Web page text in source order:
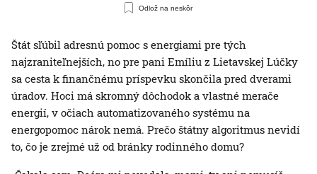
Odlož na neskôr
Štát sľúbil adresnú pomoc s energiami pre tých
najzraniteľnejších, no pre pani Emíliu z Lietavskej Lúčky
sa cesta k finančnému príspevku skončila pred dverami
úradov. Hoci má skromný dôchodok a vlastné merače
energií, v očiach automatizovaného systému na
energopomoc nárok nemá. Prečo štátny algoritmus nevidí
to, čo je zrejmé už od bránky rodinného domu?